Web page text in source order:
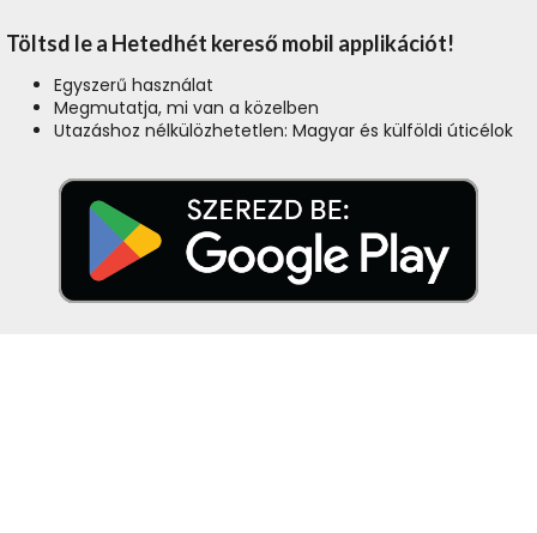
Töltsd le a Hetedhét kereső mobil applikációt!
Egyszerű használat
Megmutatja, mi van a közelben
Utazáshoz nélkülözhetetlen: Magyar és külföldi úticélok